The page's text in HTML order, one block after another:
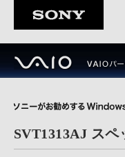
SVT1313AJ スペ